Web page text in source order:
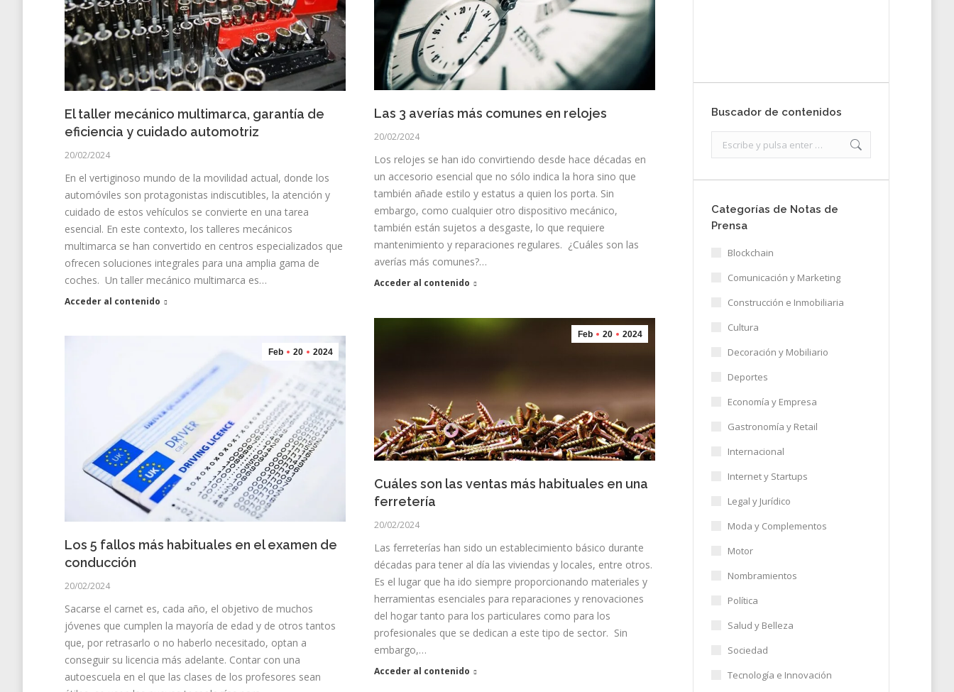
El taller mecánico multimarca, garantía de
eficiencia y cuidado automotriz
20/02/2024
En el vertiginoso mundo de la movilidad actual, donde los
automóviles son protagonistas indiscutibles, la atención y
cuidado de estos vehículos se convierte en una tarea
esencial. En este contexto, los talleres mecánicos
multimarca se han convertido en centros especializados que
ofrecen soluciones integrales para una amplia gama de
coches. Un taller mecánico multimarca es…
Acceder al contenido
Las 3 averías más comunes en relojes
20/02/2024
Los relojes se han ido convirtiendo desde hace décadas en
un accesorio esencial que no sólo indica la hora sino que
también añade estilo y estatus a quien los porta. Sin
embargo, como cualquier otro dispositivo mecánico,
también están sujetos a desgaste, lo que requiere
mantenimiento y reparaciones regulares. ¿Cuáles son las
averías más comunes?…
Acceder al contenido
Feb 20 2024
Cuáles son las ventas más habituales en una
ferretería
20/02/2024
Las ferreterías han sido un establecimiento básico durante
décadas para tener al día las viviendas y locales, entre otros.
Es el lugar que ha ido siempre proporcionando materiales y
herramientas esenciales para reparaciones y renovaciones
del hogar tanto para los particulares como para los
profesionales que se dedican a este tipo de sector. Sin
embargo,…
Acceder al contenido
Feb 20 2024
Los 5 fallos más habituales en el examen de
conducción
20/02/2024
Sacarse el carnet es, cada año, el objetivo de muchos
jóvenes que cumplen la mayoría de edad y de otros tantos
que, por retrasarlo o no haberlo necesitado, optan a
conseguir su licencia más adelante. Contar con una
autoescuela en el que las clases de los profesores sean
Buscador de contenidos
Categorías de Notas de
Prensa
Blockchain
Comunicación y Marketing
Construcción e Inmobiliaria
Cultura
Decoración y Mobiliario
Deportes
Economía y Empresa
Gastronomía y Retail
Internacional
Internet y Startups
Legal y Jurídico
Moda y Complementos
Motor
Nombramientos
Política
Salud y Belleza
Sociedad
Tecnología e Innovación